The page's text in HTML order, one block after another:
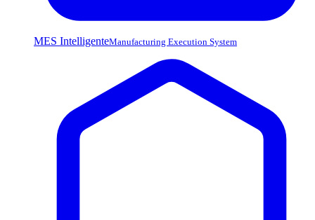
MES IntelligenteManufacturing Execution System